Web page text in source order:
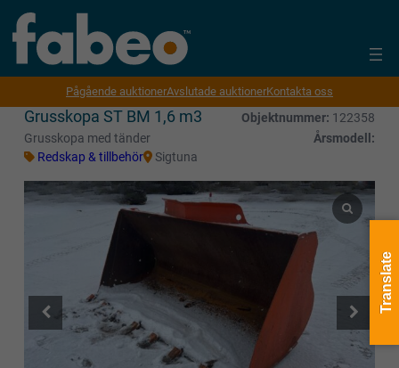
Pågående auktionerAvslutade auktionerKontakta oss
Grusskopa ST BM 1,6 m3 Objektnummer: 122358
Grusskopa med tänder
Årsmodell:
Redskap & tillbehör
Sigtuna
Translate